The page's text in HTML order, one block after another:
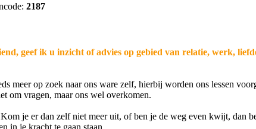
2187
geef ik u inzicht of advies op gebied van relatie, werk,
meer op zoek naar ons ware zelf, hierbij worden ons lessen
om vragen, maar ons wel overkomen.
je er dan zelf niet meer uit, of ben je de weg even kwijt, dan
in je kracht te gaan staan.